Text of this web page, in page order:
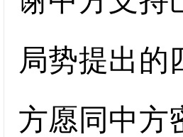
局势提出的
方愿同中方